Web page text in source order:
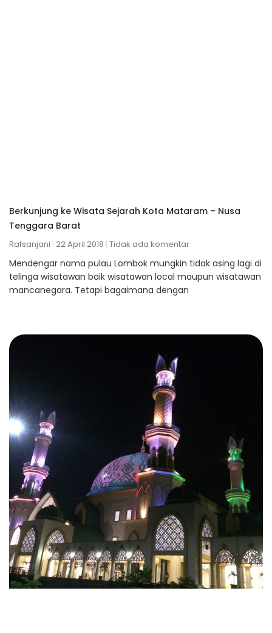
Berkunjung ke Wisata Sejarah Kota Mataram – Nusa
Tenggara Barat
Rafsanjani 22 April 2018 Tidak ada komentar
Mendengar nama pulau Lombok mungkin tidak asing lagi di
telinga wisatawan baik wisatawan local maupun wisatawan
mancanegara. Tetapi bagaimana dengan